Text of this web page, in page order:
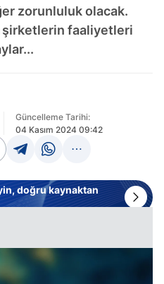
zorunluluk olacak.
şirketlerin faaliyetleri
Güncelleme Tarihi:
04 Kasım 2024 09:42
doğru kaynaktan